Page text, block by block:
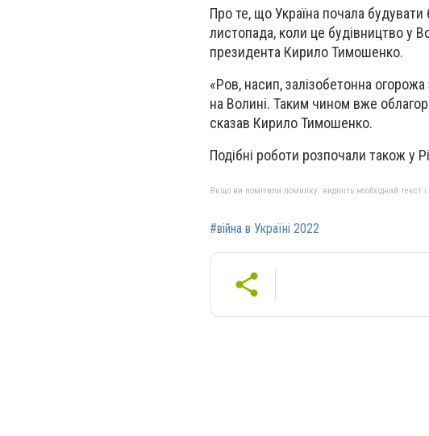
Про те, що Україна почала
листопада, коли це будівництво у
президента Кирило Тимошенко.
«Ров, насип, залізобетонна
на Волині. Таким чином вже
сказав Кирило Тимошенко.
Подібні роботи розпочали також у
Якщо ви помітили помилку, виділіть необхідний текст
#війна в Україні 2022